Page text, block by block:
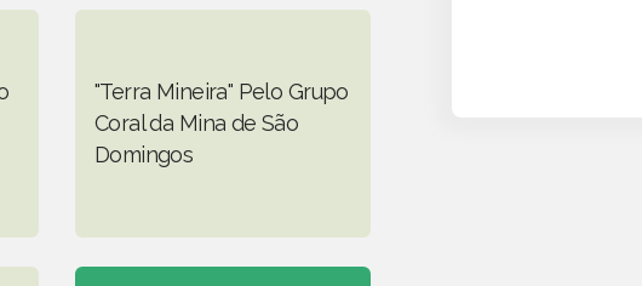
"Terra Mineira" Pelo Grupo
Coral da Mina de São
Domingos